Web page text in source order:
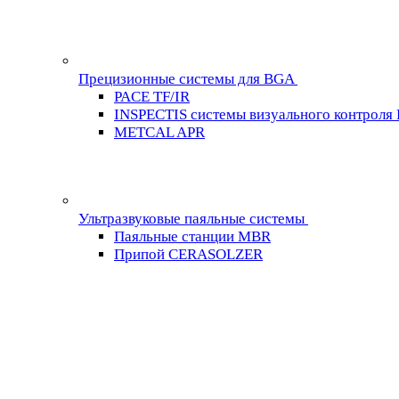
Прецизионные системы для BGA
PACE TF/IR
INSPECTIS системы визуального контроля
METCAL APR
Ультразвуковые паяльные системы
Паяльные станции MBR
Припой CERASOLZER